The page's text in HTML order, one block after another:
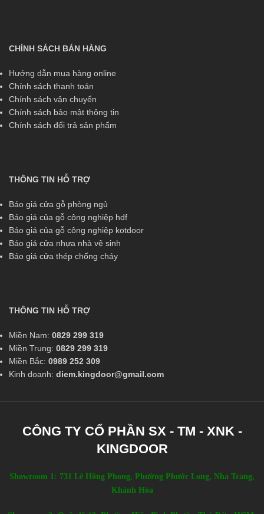
CHÍNH SÁCH BÁN HÀNG
Hướng dẫn mua hàng online
Chính sách thanh toán
Chính sách vận chuyển
Chính sách bảo mật thông tin
Chính sách đổi trả sản phẩm
THÔNG TIN HỖ TRỢ
Báo giá cửa gỗ phòng ngủ
Báo giá của gỗ công nghiệp hdf
Báo giá của gỗ công nghiệp kotdoor
Báo giá cửa nhựa nhà vệ sinh
Báo giá cửa thép chống cháy
THÔNG TIN HỖ TRỢ
Miền Nam: 0829 299 319
Miền Trung: 0829 299 319
Miền Bắc: 0989 252 309
Kinh doanh: diem.kingdoor@gmail.com
CÔNG TY CỔ PHẦN SX - TM - XNK -
KINGDOOR
Showroom 1: 731 Lê Hồng Phong, Phường Phước Long, Nha Trang,
Khánh Hòa